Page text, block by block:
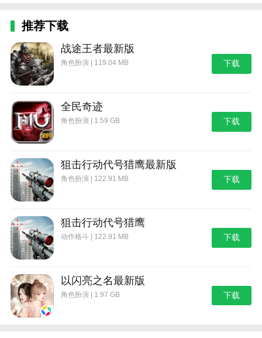
推荐下载
战途王者最新版
角色扮演 | 119.04 MB 下载
全民奇迹
角色扮演 | 1.59 GB 下载
狙击行动代号猎鹰最新版
角色扮演 | 122.91 MB 下载
狙击行动代号猎鹰
动作格斗 | 122.91 MB 下载
以闪亮之名最新版
角色扮演 | 1.97 GB 下载